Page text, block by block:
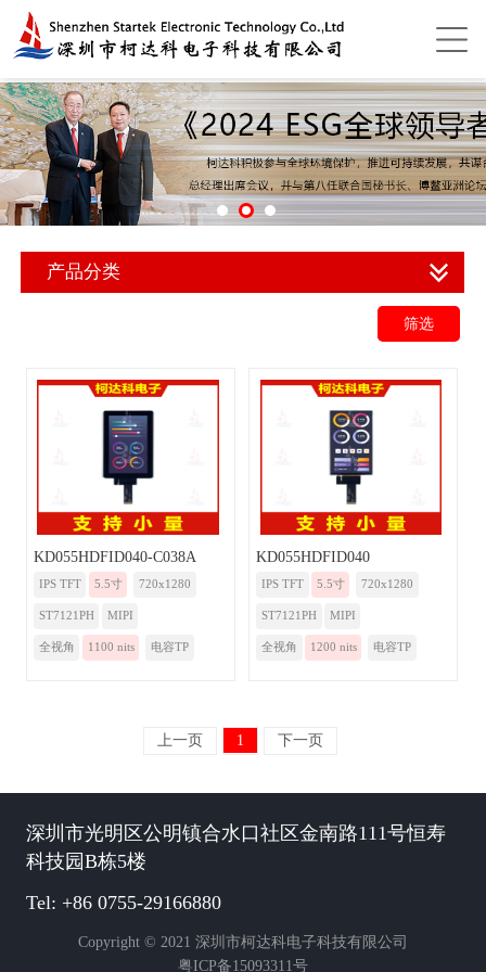
产品分类
筛选
KD055HDFID040-C038A
IPS TFT 5.5寸 720x1280
ST7121PH MIPI
全视角 1100 nits 电容TP
KD055HDFID040
IPS TFT 5.5寸 720x1280
ST7121PH MIPI
全视角 1200 nits 电容TP
上一页 1 下一页
深圳市光明区公明镇合水口社区金南路111号恒寿
科技园B栋5楼
Tel: +86 0755-29166880
Copyright © 2021 深圳市柯达科电子科技有限公司
粤ICP备15093311号